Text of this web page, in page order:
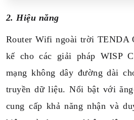
2. Hiệu năng
Router Wifi ngoài trời TENDA
kế cho các giải pháp WISP
mạng không dây đường dài
truyền dữ liệu. Nổi bật với
cung cấp khả năng nhận và